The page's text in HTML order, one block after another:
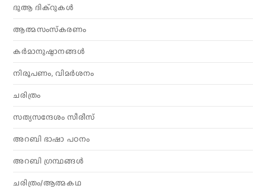
ദുആ ദിക്റുകൾ
ആത്മസംസ്‌കരണം
കര്‍മാനുഷ്ഠാനങ്ങള്‍
നിരൂപണം, വിമര്‍ശനം
ചരിത്രം
സത്യസന്ദേശം സീരീസ്
അറബി ഭാഷാ പഠനം
അറബി ഗ്രന്ഥങ്ങൾ
ചരിത്രം/ആത്മകഥ